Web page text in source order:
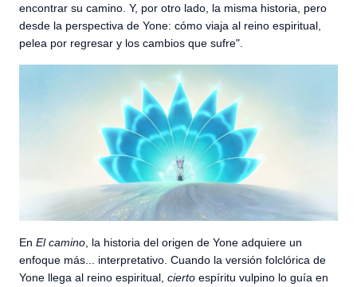
encontrar su camino. Y, por otro lado, la misma historia, pero
desde la perspectiva de Yone: cómo viaja al reino espiritual,
pelea por regresar y los cambios que sufre".
En El camino , la historia del origen de Yone adquiere un
enfoque más... interpretativo. Cuando la versión folclórica de
Yone llega al reino espiritual, cierto espíritu vulpino lo guía en